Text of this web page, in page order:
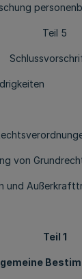
Teil 5
von
und
Teil 1